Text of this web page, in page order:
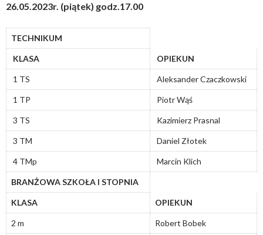
26.05.2023r. (piątek) godz.17.00
TECHNIKUM
KLASA OPIEKUN
1 TS Aleksander Czaczkowski
1 TP Piotr Wąś
3 TS Kazimierz Prasnal
3 TM Daniel Złotek
4 TMp Marcin Klich
BRANŻOWA SZKOŁA I STOPNIA
KLASA OPIEKUN
2 m Robert Bobek